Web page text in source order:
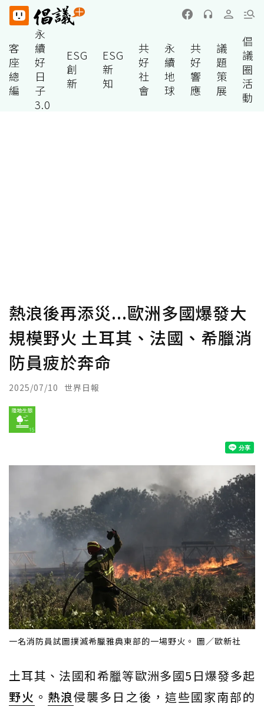
客
座
總
編
永
續
好
日
子
3.0
ESG
創
新
ESG
新
知
共
好
社
會
永
續
地
球
共
好
響
應
議
題
策
展
倡
議
圈
活
動
熱浪後再添災...歐洲多國爆發大
規模野火 土耳其、法國、希臘消
防員疲於奔命
2025/07/10 世界日報
一名消防員試圖撲滅希臘雅典東部的一場野火。 圖／歐新社
土耳其、法國和希臘等歐洲多國5日爆發多起
野火 。 熱浪侵襲多日之後，這些國家南部的